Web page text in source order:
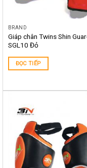
BRAND
Giáp chân Twins Shin
SGL10 Đỏ
ĐỌC TIẾP